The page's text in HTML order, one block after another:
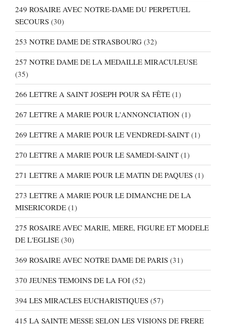
249 ROSAIRE AVEC NOTRE-DAME DU PERPETUEL
SECOURS (30)
253 NOTRE DAME DE STRASBOURG (32)
257 NOTRE DAME DE LA MEDAILLE MIRACULEUSE
(35)
266 LETTRE A SAINT JOSEPH POUR SA FÊTE (1)
267 LETTRE A MARIE POUR L'ANNONCIATION (1)
269 LETTRE A MARIE POUR LE VENDREDI-SAINT (1)
270 LETTRE A MARIE POUR LE SAMEDI-SAINT (1)
271 LETTRE A MARIE POUR LE MATIN DE PAQUES (1)
273 LETTRE A MARIE POUR LE DIMANCHE DE LA
MISERICORDE (1)
275 ROSAIRE AVEC MARIE, MERE, FIGURE ET MODELE
DE L'EGLISE (30)
369 ROSAIRE AVEC NOTRE DAME DE PARIS (31)
370 JEUNES TEMOINS DE LA FOI (52)
394 LES MIRACLES EUCHARISTIQUES (57)
415 LA SAINTE MESSE SELON LES VISIONS DE FRERE